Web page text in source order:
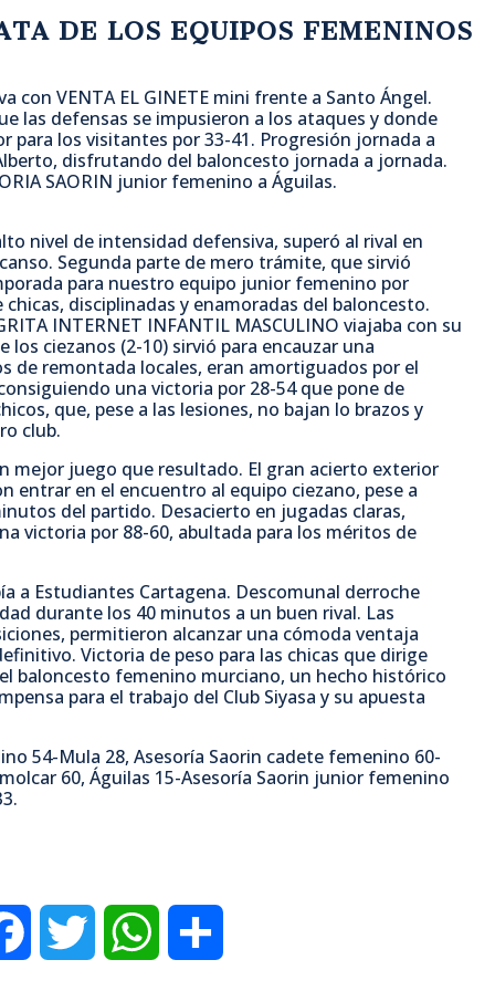
e
b
o
k
t
t
r
t
s
p
p
p
a
t
i
r
DE LOS EQUIPOS FEMENINOS
con VENTA EL GINETE mini frente a Santo Ángel.
las defensas se impusieron a los ataques y donde
para los visitantes por 33-41. Progresión jornada a
disfrutando del baloncesto jornada a jornada.
SAORIN junior femenino a Águilas.
nivel de intensidad defensiva, superó al rival en
Segunda parte de mero trámite, que sirvió
para nuestro equipo junior femenino por
disciplinadas y enamoradas del baloncesto.
INTERNET INFANTIL MASCULINO viajaba con su
ciezanos (2-10) sirvió para encauzar una
de remontada locales, eran amortiguados por el
una victoria por 28-54 que pone de
que, pese a las lesiones, no bajan lo brazos y
club.
mejor juego que resultado. El gran acierto exterior
entrar en el encuentro al equipo ciezano, pese a
del partido. Desacierto en jugadas claras,
victoria por 88-60, abultada para los méritos de
a Estudiantes Cartagena. Descomunal derroche
durante los 40 minutos a un buen rival. Las
permitieron alcanzar una cómoda ventaja
Victoria de peso para las chicas que dirige
baloncesto femenino murciano, un hecho histórico
para el trabajo del Club Siyasa y su apuesta
54-Mula 28, Asesoría Saorin cadete femenino 60-
60, Águilas 15-Asesoría Saorin junior femenino